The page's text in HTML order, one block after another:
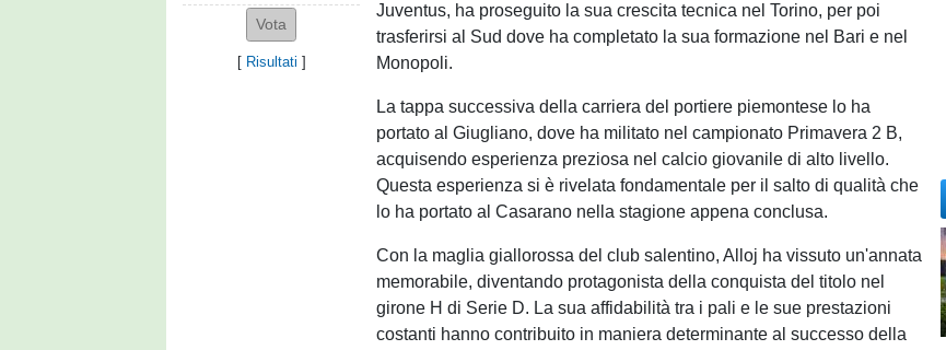
[ Risultati ]
Juventus, ha proseguito la sua crescita tecnica nel Torino, per poi
trasferirsi al Sud dove ha completato la sua formazione nel Bari e nel
Monopoli.
La tappa successiva della carriera del portiere piemontese lo ha
portato al Giugliano, dove ha militato nel campionato Primavera 2 B,
acquisendo esperienza preziosa nel calcio giovanile di alto livello.
Questa esperienza si è rivelata fondamentale per il salto di qualità che
lo ha portato al Casarano nella stagione appena conclusa.
Con la maglia giallorossa del club salentino, Alloj ha vissuto un'annata
memorabile, diventando protagonista della conquista del titolo nel
girone H di Serie D. La sua affidabilità tra i pali e le sue prestazioni
costanti hanno contribuito in maniera determinante al successo della